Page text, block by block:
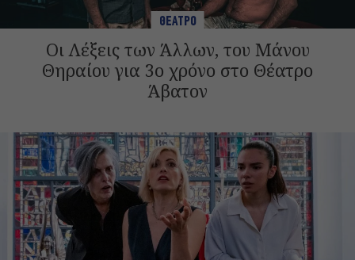
ΘΕΑΤΡΟ
Οι Λέξεις των Άλλων, του Μάνου
Θηραίου για 3ο χρόνο στο Θέατρο
Άβατον